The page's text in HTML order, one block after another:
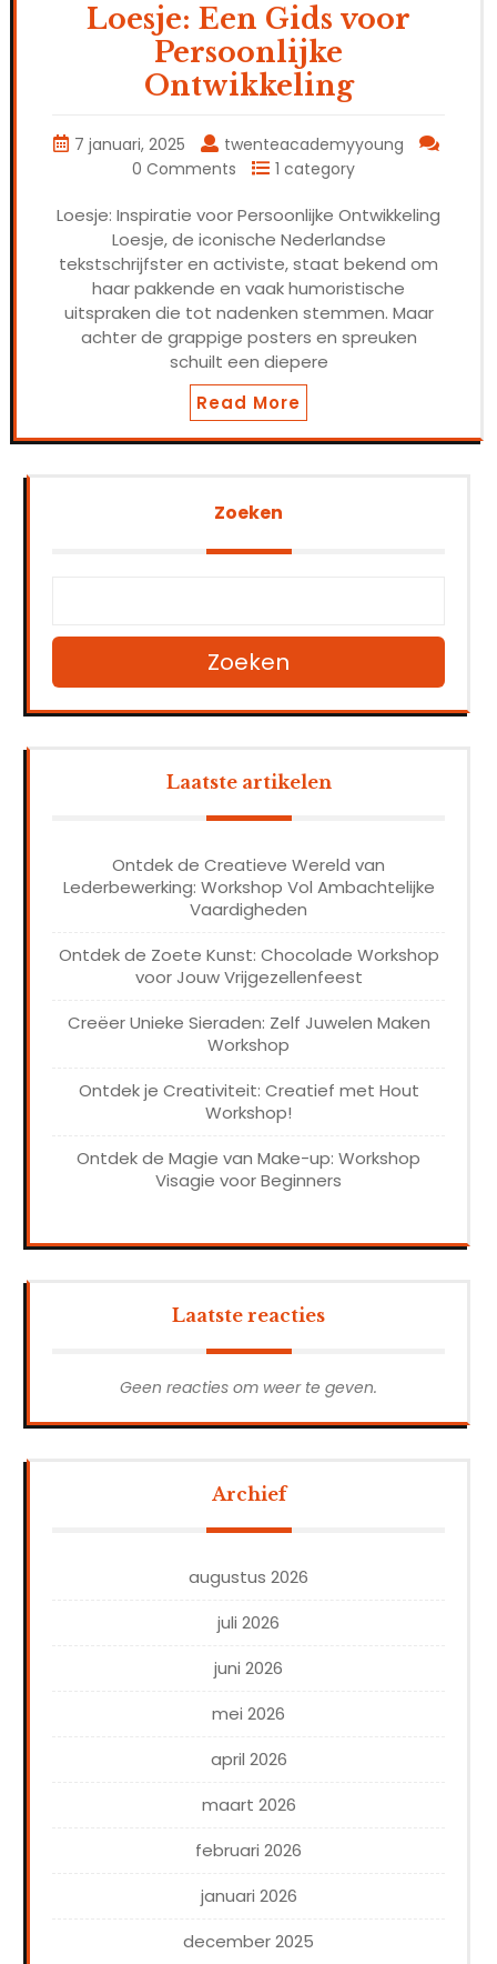
Loesje: Een Gids voor
Persoonlijke
Ontwikkeling
7 januari, 2025
twenteacademyyoung
0 Comments
1 category
Loesje: Inspiratie voor Persoonlijke Ontwikkeling
Loesje, de iconische Nederlandse
tekstschrijfster en activiste, staat bekend om
haar pakkende en vaak humoristische
uitspraken die tot nadenken stemmen. Maar
achter de grappige posters en spreuken
schuilt een diepere
Read More
Zoeken
Zoeken
Laatste artikelen
Ontdek de Creatieve Wereld van
Lederbewerking: Workshop Vol Ambachtelijke
Vaardigheden
Ontdek de Zoete Kunst: Chocolade Workshop
voor Jouw Vrijgezellenfeest
Creëer Unieke Sieraden: Zelf Juwelen Maken
Workshop
Ontdek je Creativiteit: Creatief met Hout
Workshop!
Ontdek de Magie van Make-up: Workshop
Visagie voor Beginners
Laatste reacties
Geen reacties om weer te geven.
Archief
augustus 2026
juli 2026
juni 2026
mei 2026
april 2026
maart 2026
februari 2026
januari 2026
december 2025